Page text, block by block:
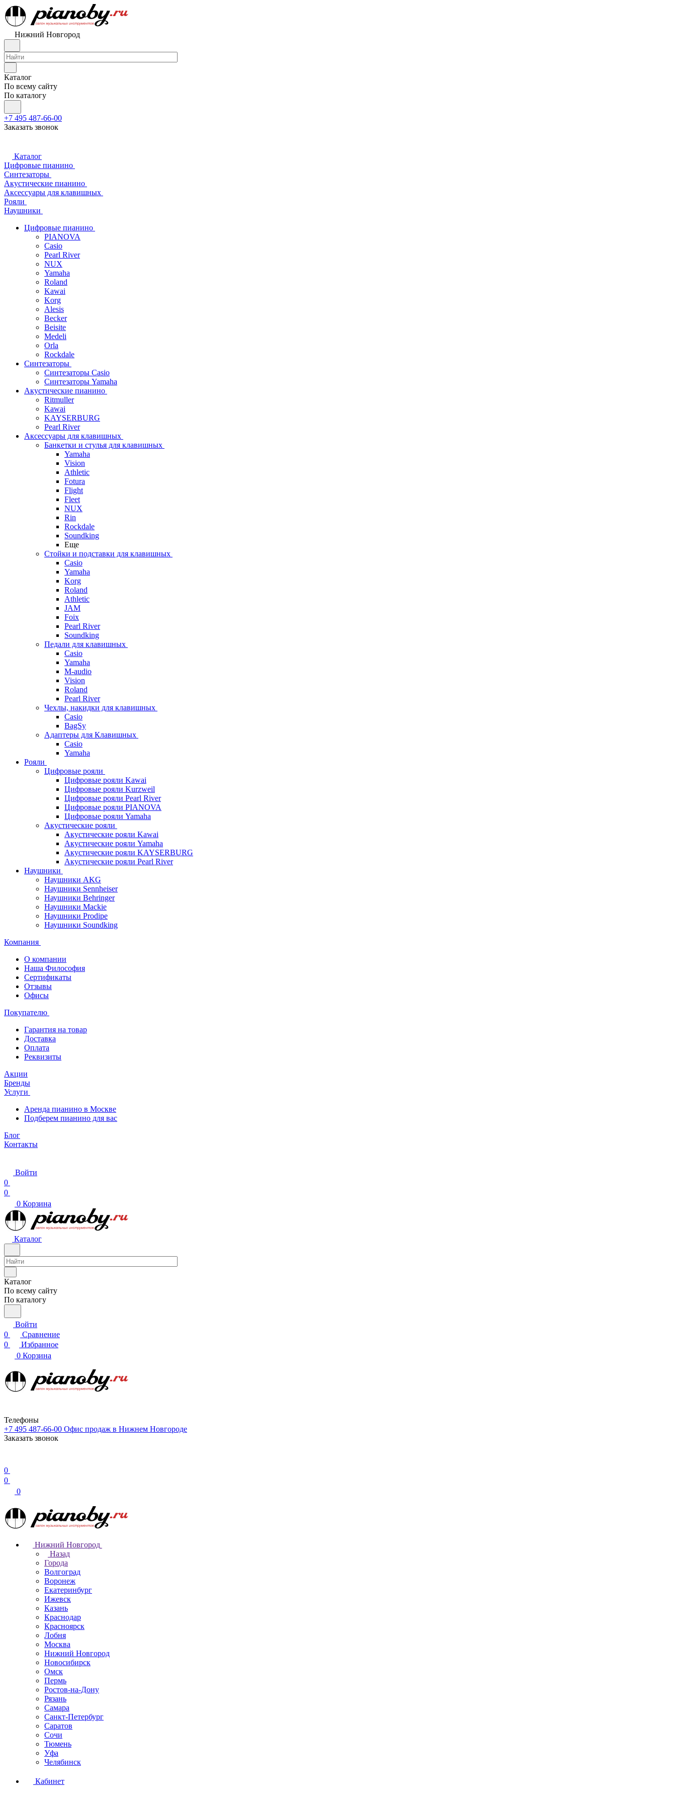
Нижний Новгород
Каталог
По всему сайту
По каталогу
+7 495 487-66-00
Заказать звонок
Каталог
Цифровые пианино
Синтезаторы
Акустические пианино
Аксессуары для клавишных
Рояли
Наушники
Цифровые пианино
PIANOVA
Casio
Pearl River
NUX
Yamaha
Roland
Kawai
Korg
Alesis
Becker
Beisite
Medeli
Orla
Rockdale
Синтезаторы
Синтезаторы Casio
Синтезаторы Yamaha
Акустические пианино
Ritmuller
Kawai
KAYSERBURG
Pearl River
Аксессуары для клавишных
Банкетки и стулья для клавишных
Yamaha
Vision
Athletic
Fotura
Flight
Fleet
NUX
Rin
Rockdale
Soundking
Еще
Стойки и подставки для клавишных
Casio
Yamaha
Korg
Roland
Athletic
JAM
Foix
Pearl River
Soundking
Педали для клавишных
Casio
Yamaha
M-audio
Vision
Roland
Pearl River
Чехлы, накидки для клавишных
Casio
BagSy
Адаптеры для Клавишных
Casio
Yamaha
Рояли
Цифровые рояли
Цифровые рояли Kawai
Цифровые рояли Kurzweil
Цифровые рояли Pearl River
Цифровые рояли PIANOVA
Цифровые рояли Yamaha
Акустические рояли
Акустические рояли Kawai
Акустические рояли Yamaha
Акустические рояли KAYSERBURG
Акустические рояли Pearl River
Наушники
Наушники AKG
Наушники Sennheiser
Наушники Behringer
Наушники Mackie
Наушники Prodipe
Наушники Soundking
Компания
О компании
Наша Философия
Сертификаты
Отзывы
Офисы
Покупателю
Гарантия на товар
Доставка
Оплата
Реквизиты
Акции
Бренды
Услуги
Аренда пианино в Москве
Подберем пианино для вас
Блог
Контакты
Войти
0
0
0 Корзина
Каталог
Каталог
По всему сайту
По каталогу
Войти
0
Сравнение
0
Избранное
0 Корзина
Телефоны
+7 495 487-66-00 Офис продаж в Нижнем Новгороде
Заказать звонок
0
0
0
Нижний Новгород
Назад
Города
Волгоград
Воронеж
Екатеринбург
Ижевск
Казань
Краснодар
Красноярск
Лобня
Москва
Нижний Новгород
Новосибирск
Омск
Пермь
Ростов-на-Дону
Рязань
Самара
Санкт-Петербург
Саратов
Сочи
Тюмень
Уфа
Челябинск
Кабинет